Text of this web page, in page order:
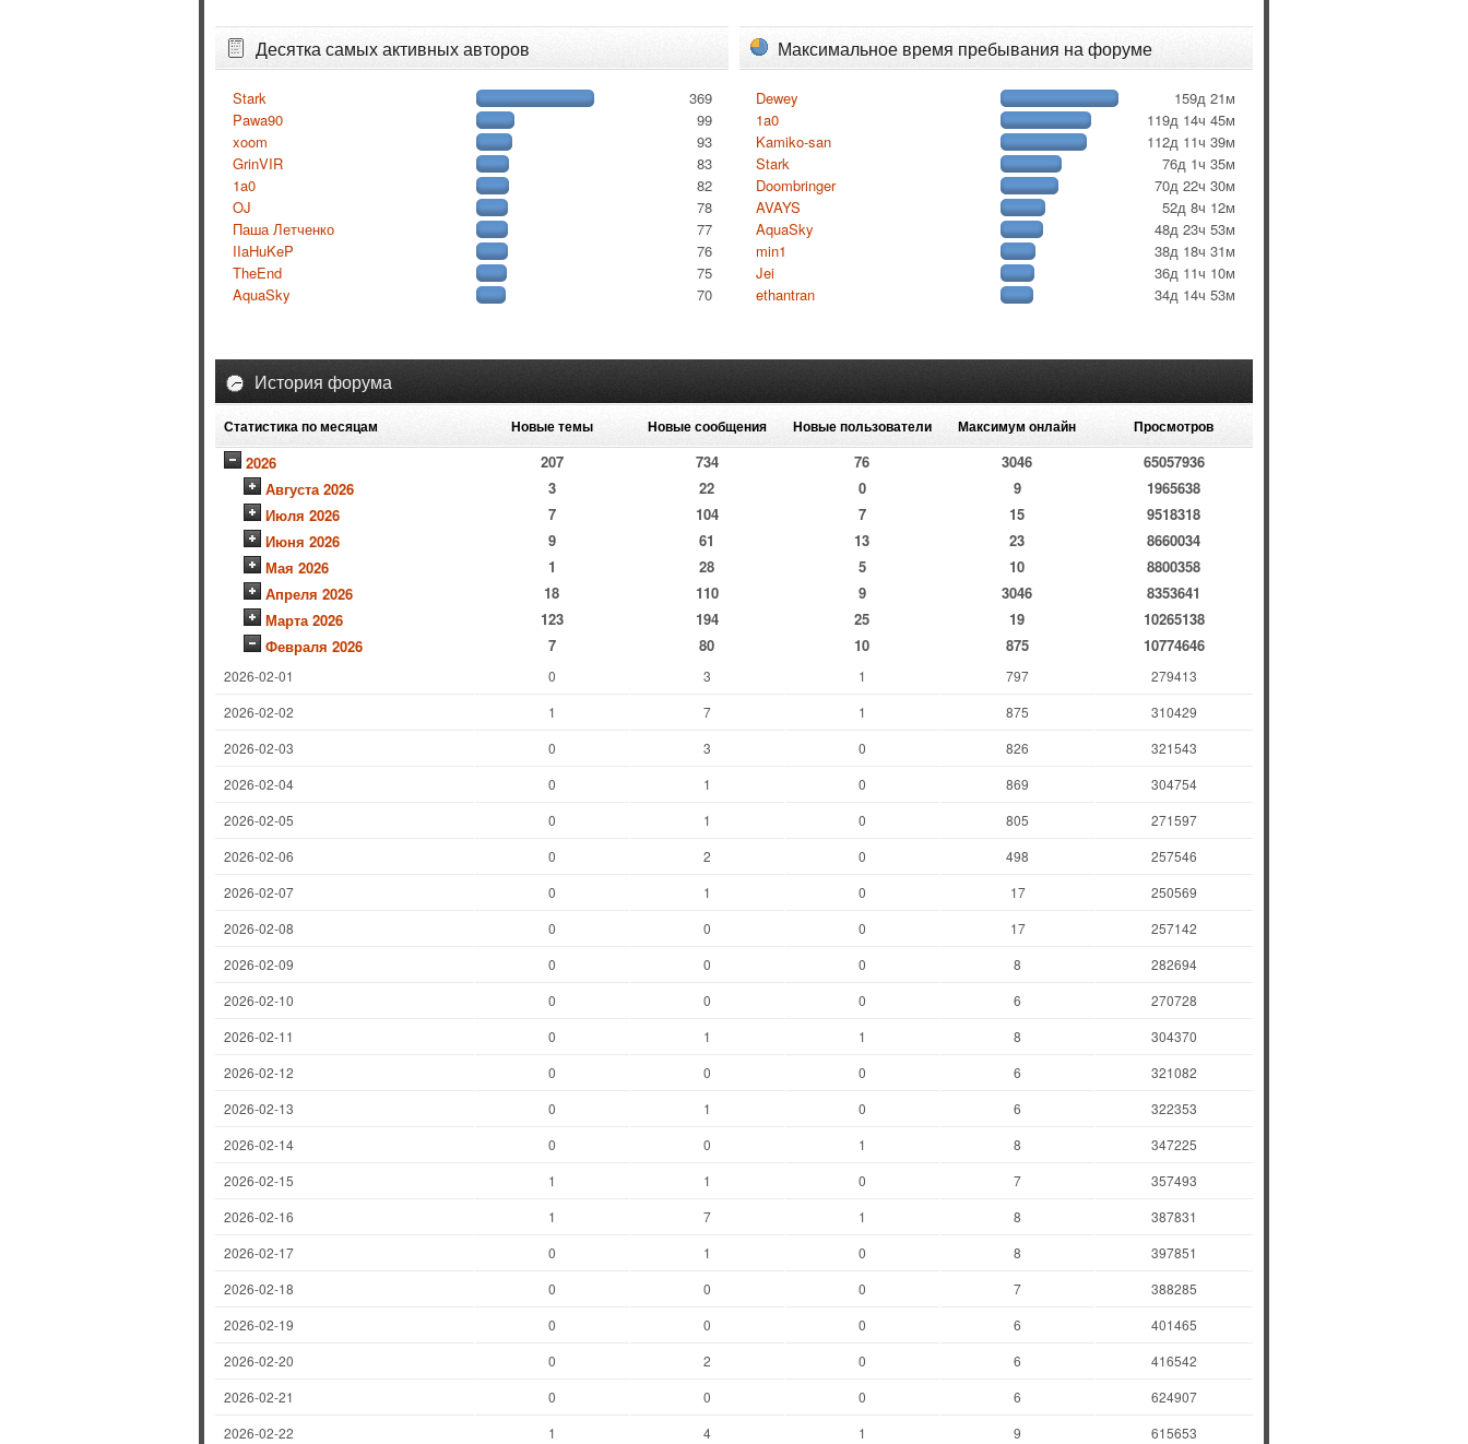
Десятка самых активных авторов
Stark
369
Pawa90
99
xoom
93
GrinVIR
83
1a0
82
OJ
78
Паша Летченко
77
IIaHuKeP
76
TheEnd
75
AquaSky
70
Максимальное время пребывания на форуме
Dewey
159д 21м
1a0
119д 14ч 45м
Kamiko-san
112д 11ч 39м
Stark
76д 1ч 35м
Doombringer
70д 22ч 30м
AVAYS
52д 8ч 12м
AquaSky
48д 23ч 53м
min1
38д 18ч 31м
Jei
36д 11ч 10м
ethantran
34д 14ч 53м
История форума
Статистика по месяцам Новые темы Новые сообщения Новые пользователи Максимум онлайн Просмотров
2026 207 734 76 3046
65057936
Августа 2026
3 22 0 9
1965638
Июля 2026
7 104 7 15
9518318
Июня 2026
9 61 13 23
8660034
Мая 2026
1 28 5 10
8800358
Апреля 2026
18 110 9 3046
8353641
Марта 2026
123 194 25 19
10265138
Февраля 2026
7 80 10 875 10774646
2026-02-01 0 3 1 797
279413
2026-02-02
1 7 1 875
310429
2026-02-03
0 3 0 826
321543
2026-02-04
0 1 0 869
304754
2026-02-05
0 1 0 805
271597
2026-02-06
0 2 0 498
257546
2026-02-07
0 1 0 17
250569
2026-02-08
0 0 0 17
257142
2026-02-09
0 0 0 8
282694
2026-02-10
0 0 0 6
270728
2026-02-11
0 1 1 8
304370
2026-02-12
0 0 0 6
321082
2026-02-13
0 1 0 6
322353
2026-02-14
0 0 1 8
347225
2026-02-15
1 1 0 7
357493
2026-02-16
1 7 1 8
387831
2026-02-17
0 1 0 8
397851
2026-02-18
0 0 0 7
388285
2026-02-19
0 0 0 6
401465
2026-02-20
0 2 0 6
416542
2026-02-21
0 0 0 6
624907
2026-02-22
1 4 1 9
615653